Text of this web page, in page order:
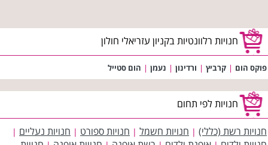
חנויות רלוונטיות בקניון עזריאלי חולון
פוקס הום | קרביץ | ורדינון | נעמן | הום סטייל
חנויות לפי תחום
חנויות רשת (כללי) | חנויות חשמל | חנויות ספורט | חנויות נעליים |